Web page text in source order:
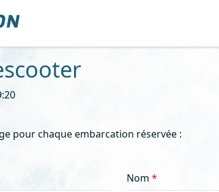
pour chaque embarcation réservée :
Nom